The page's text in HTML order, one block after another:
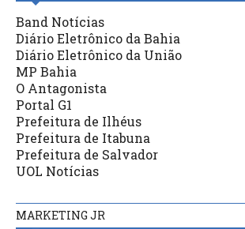
Band Notícias
Diário Eletrônico da Bahia
Diário Eletrônico da União
MP Bahia
O Antagonista
Portal G1
Prefeitura de Ilhéus
Prefeitura de Itabuna
Prefeitura de Salvador
UOL Notícias
MARKETING JR